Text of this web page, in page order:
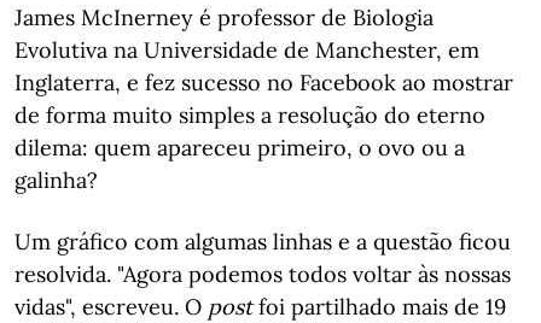
James McInerney é professor de Biologia
Evolutiva na Universidade de Manchester, em
Inglaterra, e fez sucesso no Facebook ao mostrar
de forma muito simples a resolução do eterno
dilema: quem apareceu primeiro, o ovo ou a
galinha?
Um gráfico com algumas linhas e a questão ficou
resolvida. "Agora podemos todos voltar às nossas
vidas", escreveu. O postfoi partilhado mais de 19